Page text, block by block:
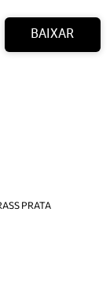
BAIXAR
PRATA